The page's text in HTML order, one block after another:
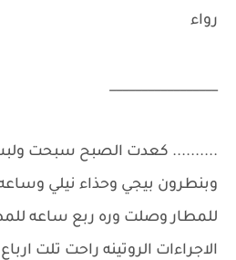
رواء
_________________
.......... كعدت الصبح سبحت
وبنطرون بيجي وحذاء نيلي
للمطار وصلت وره ربع ساعه
الاجراءات الروتينه راحت تلت